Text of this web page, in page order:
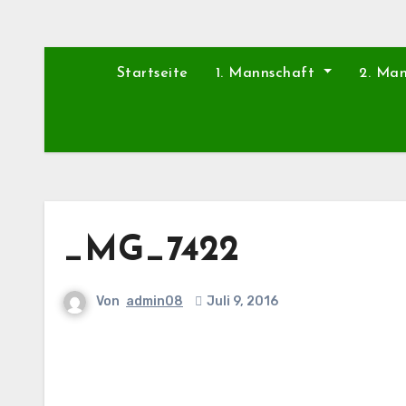
Startseite 1. Mannschaft 2.
_MG_7422
Von admin08 Juli 9, 2016